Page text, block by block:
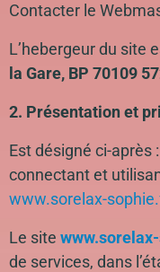
Contacter le
L’hebergeur du site
la Gare, BP 70109
2. Présentation et
Est désigné ci-après :
connectant et
www.sorelax-
Le site
de services, dans